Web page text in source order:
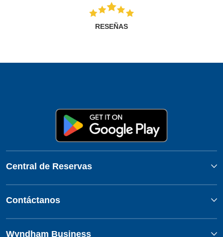
RESEÑAS
Central de Reservas
Contáctanos
Wyndham Business